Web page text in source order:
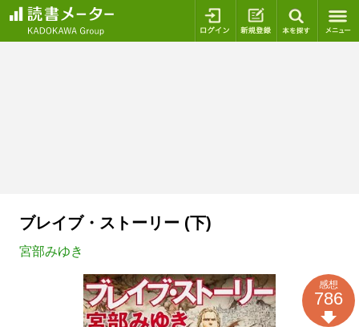
ログイン 新規登録
ブレイブ・ストーリー (下)
宮部みゆき
感想
786